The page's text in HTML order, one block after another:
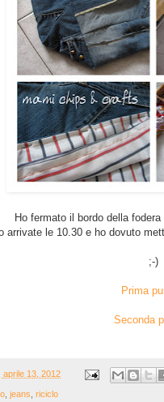
Ho fermato il bordo della
arrivate le 10.30 e ho dovuto
;-)
Prima
Seconda
aprile 13, 2012
jeans riciclo